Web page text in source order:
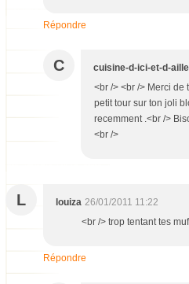
Répondre
C cuisine-d-ici-et-d-
<br /> <br /> Merci de
petit tour sur ton joli
recemment .<br />
<br />
L louiza 26/01/2011 11:22
<br /> trop tentant tes
Répondre